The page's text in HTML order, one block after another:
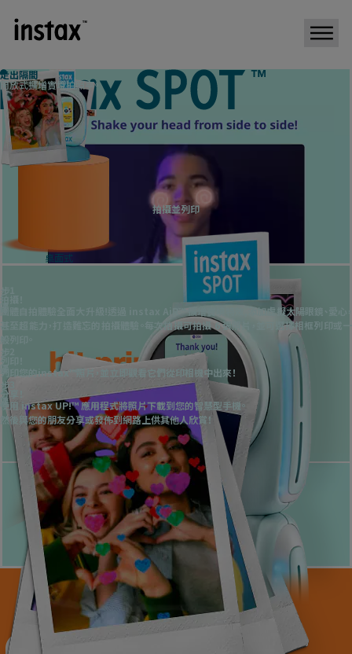
走出隔間
開放式擴增實境拍照亭。
桌面式
資訊
2026/5/15新
已公開instax SPOT™特設網站。
什麼是
instax SPOT™ 是我們全新的 instax™ 拍照亭！
・ 拍攝帶有 AR 特效的照片並列印
・ 直接從智慧型手機列印照片
與朋友們一起享受
更多樂趣！
使用instax™照片
即時捕捉精彩美好的瞬間。
Take a photo & print
Take a photo & print
Take a photo & print
Take a photo & print
Take a photo & print
Take a photo & print
Take a photo & print
Take a photo & print
Take a photo & print
Take a photo & print
Take a photo & print
Take a photo & print
Take a photo & print
Take a photo & print
Take a photo & print
Take a photo & print
Take a photo & print
Take a photo & print
Take a photo & print
拍攝並列印
拍攝並列印
團體自拍體驗全面大升級!透過 instax AiR™ 擴增實境特效,添加虛擬太陽眼鏡、愛心，
甚至超能力，打造難忘的拍攝體驗。每次拍攝可拍攝 6 張照片，並可選擇相框列印或一
列印您的instax™照片，並立即觀看它們從印相機中出來！
骤
分享！
使用 instax UP!™ 應用程式將照片下載到您的智慧型手機。
然後與您的朋友分享或發佈到網路上供其他人欣賞！